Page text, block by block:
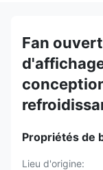
Fan
Propriétés de
Lieu d'origine: